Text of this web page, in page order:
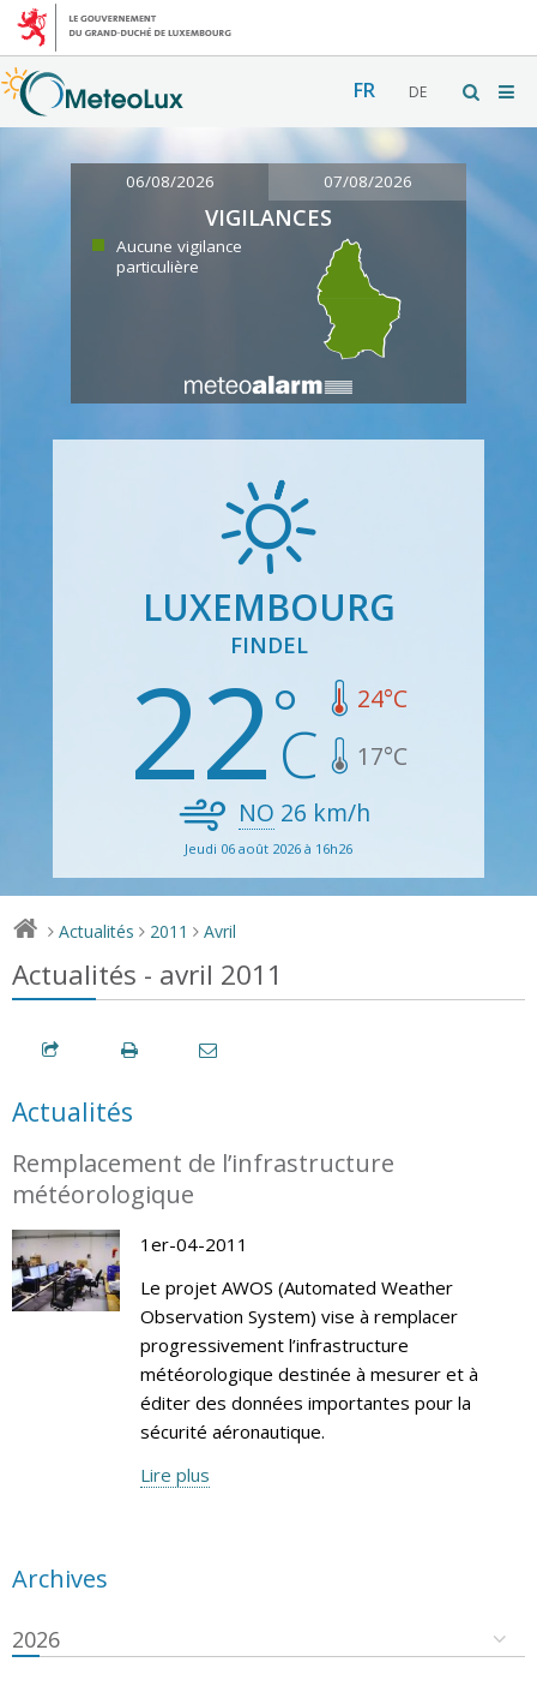
FR DE
06/08/2026 07/08/2026
VIGILANCES
Aucune vigilance
particulière
LUXEMBOURG
FINDEL
22 24°C
17°C
NO 26 km/h
Jeudi 06 août 2026 à 16h26
> Actualités > 2011 > Avril
Actualités - avril 2011
Actualités
Remplacement de l’infrastructure
météorologique
1er-04-2011
Le projet AWOS (Automated Weather
Observation System) vise à remplacer
progressivement l’infrastructure
météorologique destinée à mesurer et à
éditer des données importantes pour la
sécurité aéronautique.
Lire plus
Archives
2026